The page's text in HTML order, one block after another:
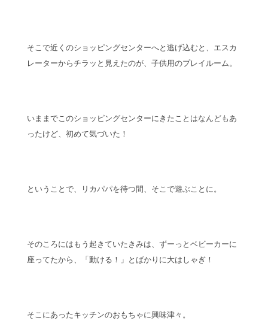
そこで近くのショッピングセンターへと逃げ込むと、エスカ
レーターからチラッと見えたのが、子供用のプレイルーム。
いままでこのショッピングセンターにきたことはなんどもあ
ったけど、初めて気づいた！
ということで、リカパパを待つ間、そこで遊ぶことに。
そのころにはもう起きていたきみは、ずーっとベビーカーに
座ってたから、「動ける！」とばかりに大はしゃぎ！
そこにあったキッチンのおもちゃに興味津々。